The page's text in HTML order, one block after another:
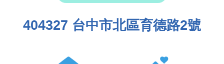
404327 台中市北區育德路2號